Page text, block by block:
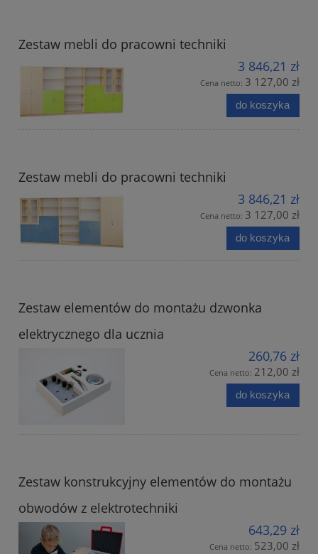
Zestaw mebli do pracowni techniki
3 846,21 zł
Cena netto: 3 127,00 zł
do koszyka
Zestaw mebli do pracowni techniki
3 846,21 zł
Cena netto: 3 127,00 zł
do koszyka
Zestaw elementów do montażu dzwonka
elektrycznego dla ucznia
260,76 zł
Cena netto: 212,00 zł
do koszyka
Zestaw konstrukcyjny elementów do montażu
obwodów z elektrotechniki
643,29 zł
Cena netto: 523,00 zł